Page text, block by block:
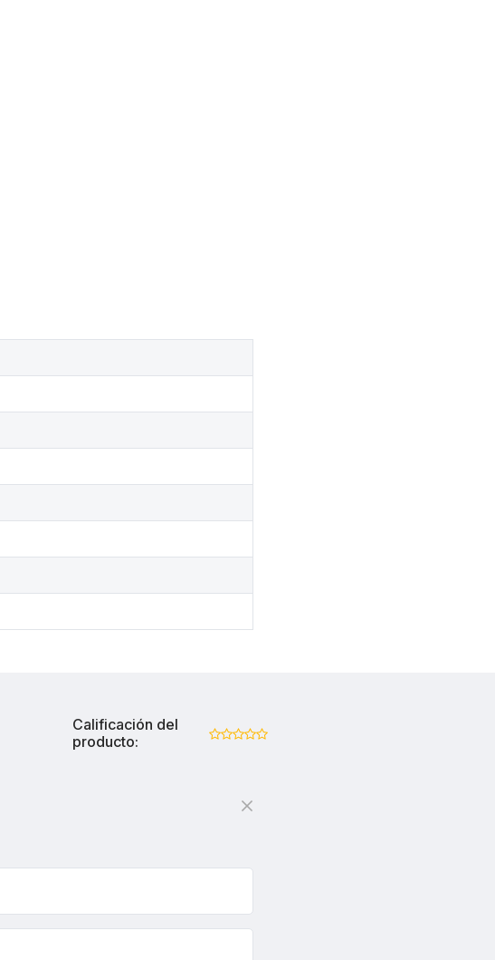
Calificación del
producto: